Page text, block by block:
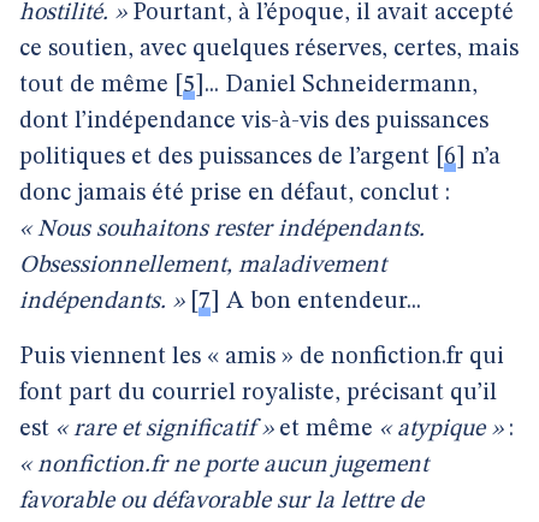
hostilité. » Pourtant, à l’époque, il avait accepté
ce soutien, avec quelques réserves, certes, mais
tout de même
5 ... Daniel Schneidermann,
dont l’indépendance vis-à-vis des puissances
politiques et des puissances de l’argent 6
n’a
donc jamais été prise en défaut, conclut :
« Nous souhaitons rester indépendants.
Obsessionnellement, maladivement
indépendants. »[ 7 A bon entendeur...
Puis viennent les « amis » de nonfiction.fr qui
font part du courriel royaliste, précisant qu’il
est « rare et significatif »et même « atypique »:
« nonfiction.fr ne porte aucun jugement
favorable ou défavorable sur la lettre de